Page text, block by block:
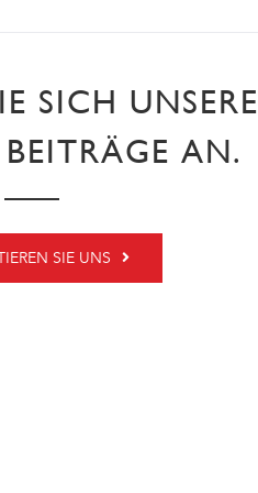
SICH UNSERE
AN.
SIE UNS